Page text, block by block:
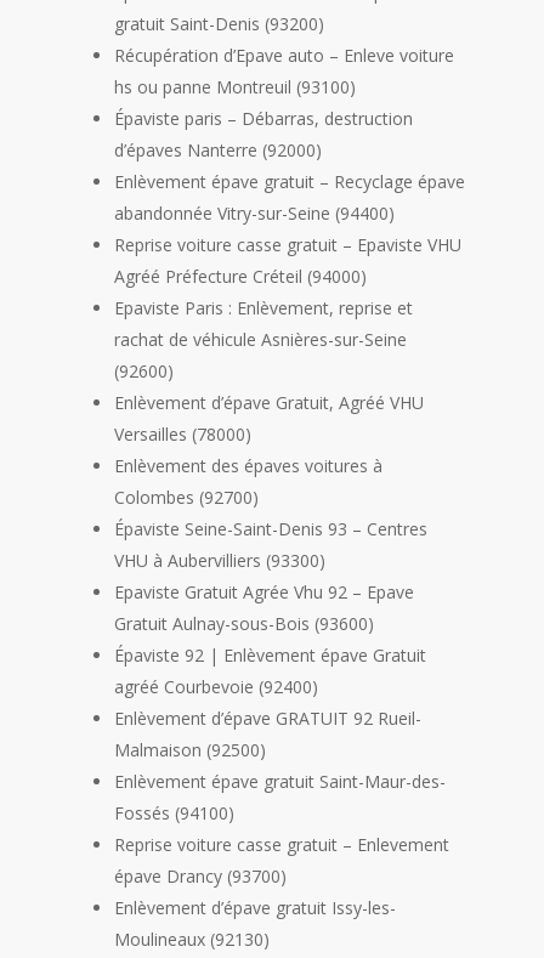
gratuit Saint-Denis (93200)
Récupération d’Epave auto – Enleve voiture
hs ou panne Montreuil (93100)
Épaviste paris – Débarras, destruction
d’épaves Nanterre (92000)
Enlèvement épave gratuit – Recyclage épave
abandonnée Vitry-sur-Seine (94400)
Reprise voiture casse gratuit – Epaviste VHU
Agréé Préfecture Créteil (94000)
Epaviste Paris : Enlèvement, reprise et
rachat de véhicule Asnières-sur-Seine
(92600)
Enlèvement d’épave Gratuit, Agréé VHU
Versailles (78000)
Enlèvement des épaves voitures à
Colombes (92700)
Épaviste Seine-Saint-Denis 93 – Centres
VHU à Aubervilliers (93300)
Epaviste Gratuit Agrée Vhu 92 – Epave
Gratuit Aulnay-sous-Bois (93600)
Épaviste 92 | Enlèvement épave Gratuit
agréé Courbevoie (92400)
Enlèvement d’épave GRATUIT 92 Rueil-
Malmaison (92500)
Enlèvement épave gratuit Saint-Maur-des-
Fossés (94100)
Reprise voiture casse gratuit – Enlevement
épave Drancy (93700)
Enlèvement d’épave gratuit Issy-les-
Moulineaux (92130)